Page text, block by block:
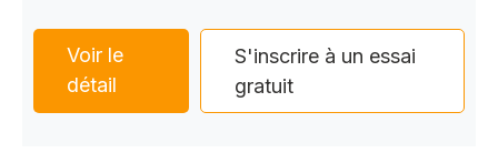
Voir le
détail
S'inscrire à un essai
gratuit